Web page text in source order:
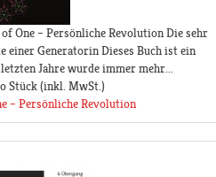
One – Persönliche Revolution Die sehr
einer Generatorin Dieses Buch ist ein
Jahre wurde immer mehr...
Stück(inkl. MwSt.)
– Persönliche Revolution